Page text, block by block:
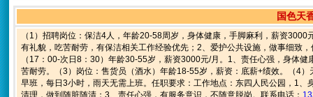
国色天
（1）招聘岗位：保洁4人，年龄20-58周岁，身体健康，手脚麻利，薪资
有礼貌，吃苦耐劳，有保洁相关工作经验优先；2、爱护公共设施，做事细致
（17：00-次日8：30）年龄30-55岁，薪资3000元/月。1、责任心强，身体
苦耐劳。（3）岗位：售货员（酒水）年龄18-55岁，薪资：底薪+绩效。（4
早班，每日3小时，雨天无需上班。任职要求：工作地点：东四人民公园，1
清理，做到随脏随清；3、责任心强，有服务意识，不随意脱岗。联系电话：